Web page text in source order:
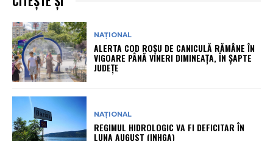
NAȚIONAL
ALERTA COD ROȘU DE CANICULĂ RĂMÂNE ÎN
VIGOARE PÂNĂ VINERI DIMINEAȚA, ÎN ȘAPTE
JUDEȚE
NAȚIONAL
REGIMUL HIDROLOGIC VA FI DEFICITAR ÎN
LUNA AUGUST (INHGA)